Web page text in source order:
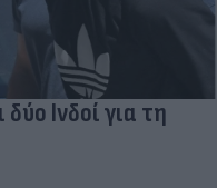
Ινδοί για τη